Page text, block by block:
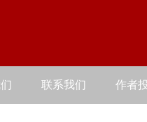
联系我们 作者